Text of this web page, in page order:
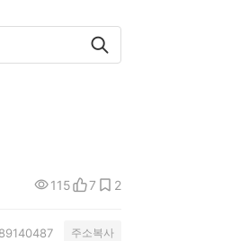
115 7 2
주소복사